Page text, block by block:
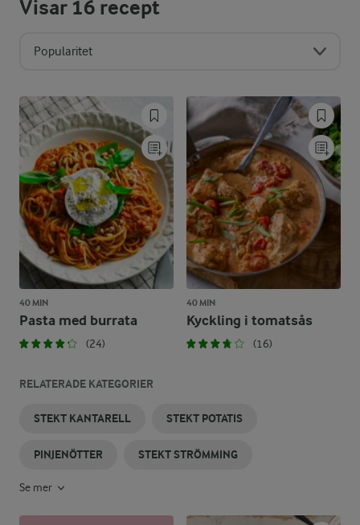
Visar16 recept
Popularitet
40 MIN
Pasta med burrata
(24)
40 MIN
Kyckling i tomatsås
(16)
RELATERADE KATEGORIER
STEKT KANTARELL STEKT POTATIS
PINJENÖTTER STEKT STRÖMMING
Se mer